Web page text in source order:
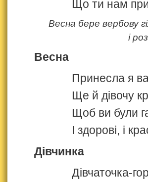
Що ти нам
Весна бере вербову
і
Весна
Принесла я
Ще й дівочу
Щоб ви були
І здорові, і
Дівчинка